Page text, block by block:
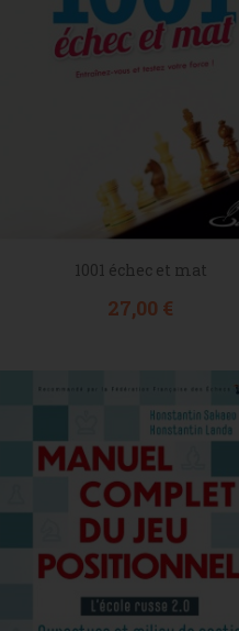
1001 échec et mat
Prix
27,00 €